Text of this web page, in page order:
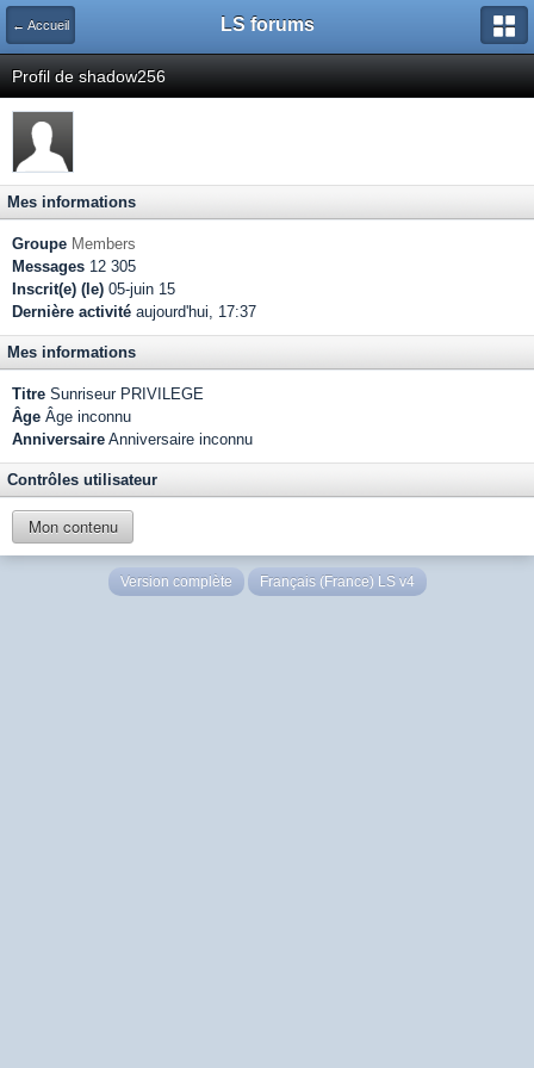
← Accueil LS forums
Profil de shadow256
Mes informations
Groupe Members
Messages 12 305
Inscrit(e) (le) 05-juin 15
Dernière activité aujourd'hui, 17:37
Mes informations
Titre Sunriseur PRIVILEGE
Âge Âge inconnu
Anniversaire Anniversaire inconnu
Contrôles utilisateur
Mon contenu
Version complète Français (France) LS v4